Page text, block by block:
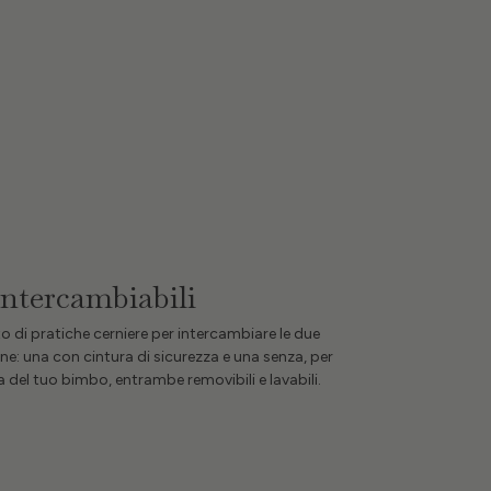
di pratiche cerniere per intercambiare le due
una con cintura di sicurezza e una senza, per
del tuo bimbo, entrambe removibili e lavabili.